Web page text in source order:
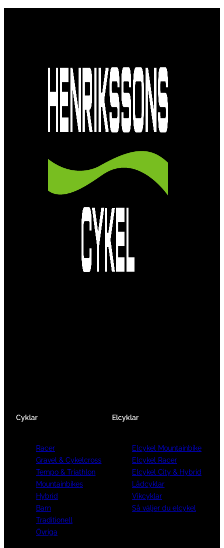
Cyklar
Racer
Gravel & Cykelcross
Tempo & Triathlon
Mountainbikes
Hybrid
Barn
Traditionell
Övriga
Elcyklar
Elcykel Mountainbike
Elcykel Racer
Elcykel City & Hybrid
Lådcyklar
Vikcyklar
Så väljer du elcykel